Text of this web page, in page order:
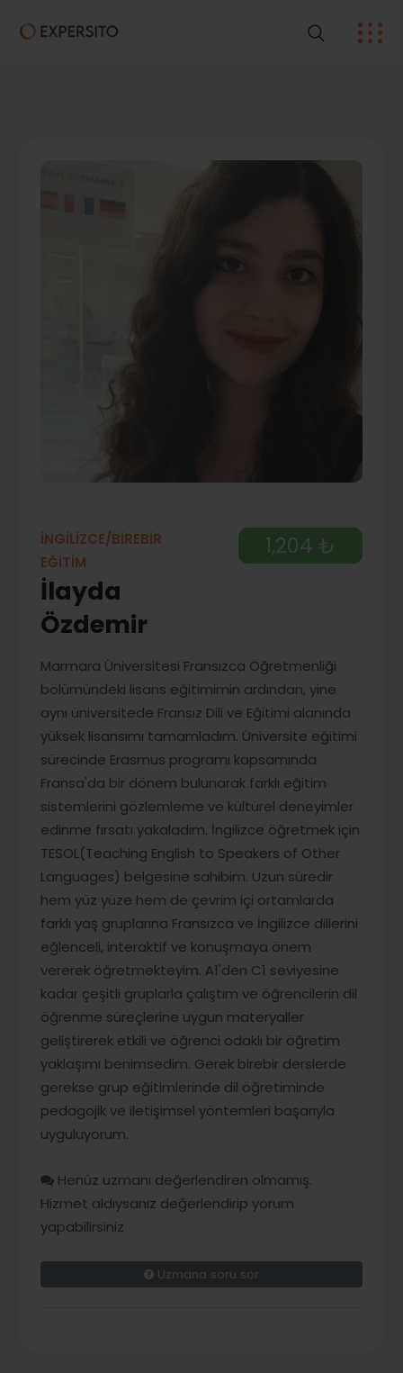
İNGİLİZCE/BİREBİR
EĞİTİM
İlayda
Özdemir
1,204 ₺
Marmara Üniversitesi Fransızca Öğretmenliği
bölümündeki lisans eğitimimin ardından, yine
aynı üniversitede Fransız Dili ve Eğitimi alanında
yüksek lisansımı tamamladım. Üniversite eğitimi
sürecinde Erasmus programı kapsamında
Fransa'da bir dönem bulunarak farklı eğitim
sistemlerini gözlemleme ve kültürel deneyimler
edinme fırsatı yakaladım. İngilizce öğretmek için
TESOL(Teaching English to Speakers of Other
Languages) belgesine sahibim. Uzun süredir
hem yüz yüze hem de çevrim içi ortamlarda
farklı yaş gruplarına Fransızca ve İngilizce dillerini
eğlenceli, interaktif ve konuşmaya önem
vererek öğretmekteyim. A1'den C1 seviyesine
kadar çeşitli gruplarla çalıştım ve öğrencilerin dil
öğrenme süreçlerine uygun materyaller
geliştirerek etkili ve öğrenci odaklı bir öğretim
yaklaşımı benimsedim. Gerek birebir derslerde
gerekse grup eğitimlerinde dil öğretiminde
pedagojik ve iletişimsel yöntemleri başarıyla
uyguluyorum.
Henüz uzmanı değerlendiren olmamış.
Hizmet aldıysanız değerlendirip yorum
yapabilirsiniz
Uzmana soru sor